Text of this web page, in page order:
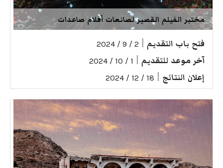
مختبر الفيلم القصير لصانعات أفلام صاعدات
فتح باب التقديم 2 / 9 / 2024
آخر موعد للتقديم 1 / 10 / 2024
إعلان النتائج 18 / 12 / 2024